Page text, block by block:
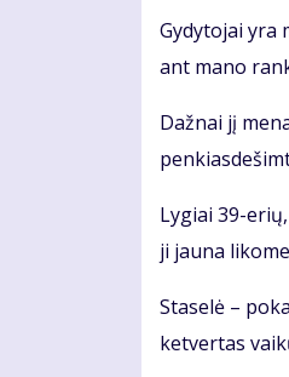
Gy­dy­to­jai yra
ant ma­no
Daž­nai jį
Ly­giai 39-
ji jau­na
Sta­se­lė –
ket­ver­tas